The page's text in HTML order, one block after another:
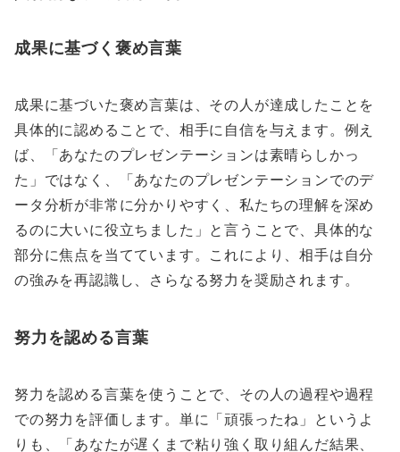
成果に基づく褒め言葉
成果に基づいた褒め言葉は、その人が達成したことを
具体的に認めることで、相手に自信を与えます。例え
ば、「あなたのプレゼンテーションは素晴らしかっ
た」ではなく、「あなたのプレゼンテーションでのデ
ータ分析が非常に分かりやすく、私たちの理解を深め
るのに大いに役立ちました」と言うことで、具体的な
部分に焦点を当てています。これにより、相手は自分
の強みを再認識し、さらなる努力を奨励されます。
努力を認める言葉
努力を認める言葉を使うことで、その人の過程や過程
での努力を評価します。単に「頑張ったね」というよ
りも、「あなたが遅くまで粘り強く取り組んだ結果、